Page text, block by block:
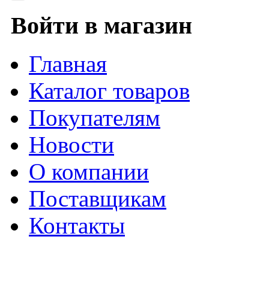
Войти в магазин
Главная
Каталог товаров
Покупателям
Новости
О компании
Поставщикам
Контакты